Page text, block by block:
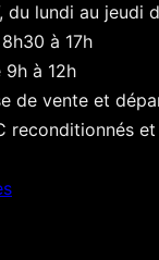
du lundi au jeudi
à 17h
9h à 12h
de vente et
reconditionnés